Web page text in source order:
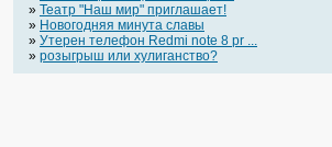
» Театр "Наш мир" приглашает!
» Новогодняя минута славы
» Утерен телефон Redmi note 8 pr ...
» розыгрыш или хулиганство?